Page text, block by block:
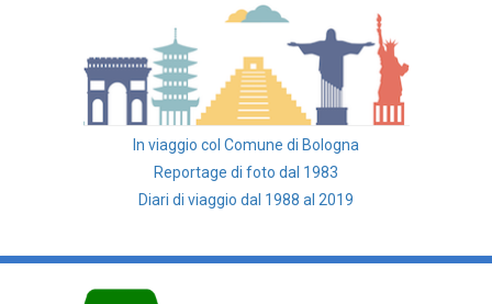
In viaggio col Comune di Bologna
Reportage di foto dal 1983
Diari di viaggio dal 1988 al 2019